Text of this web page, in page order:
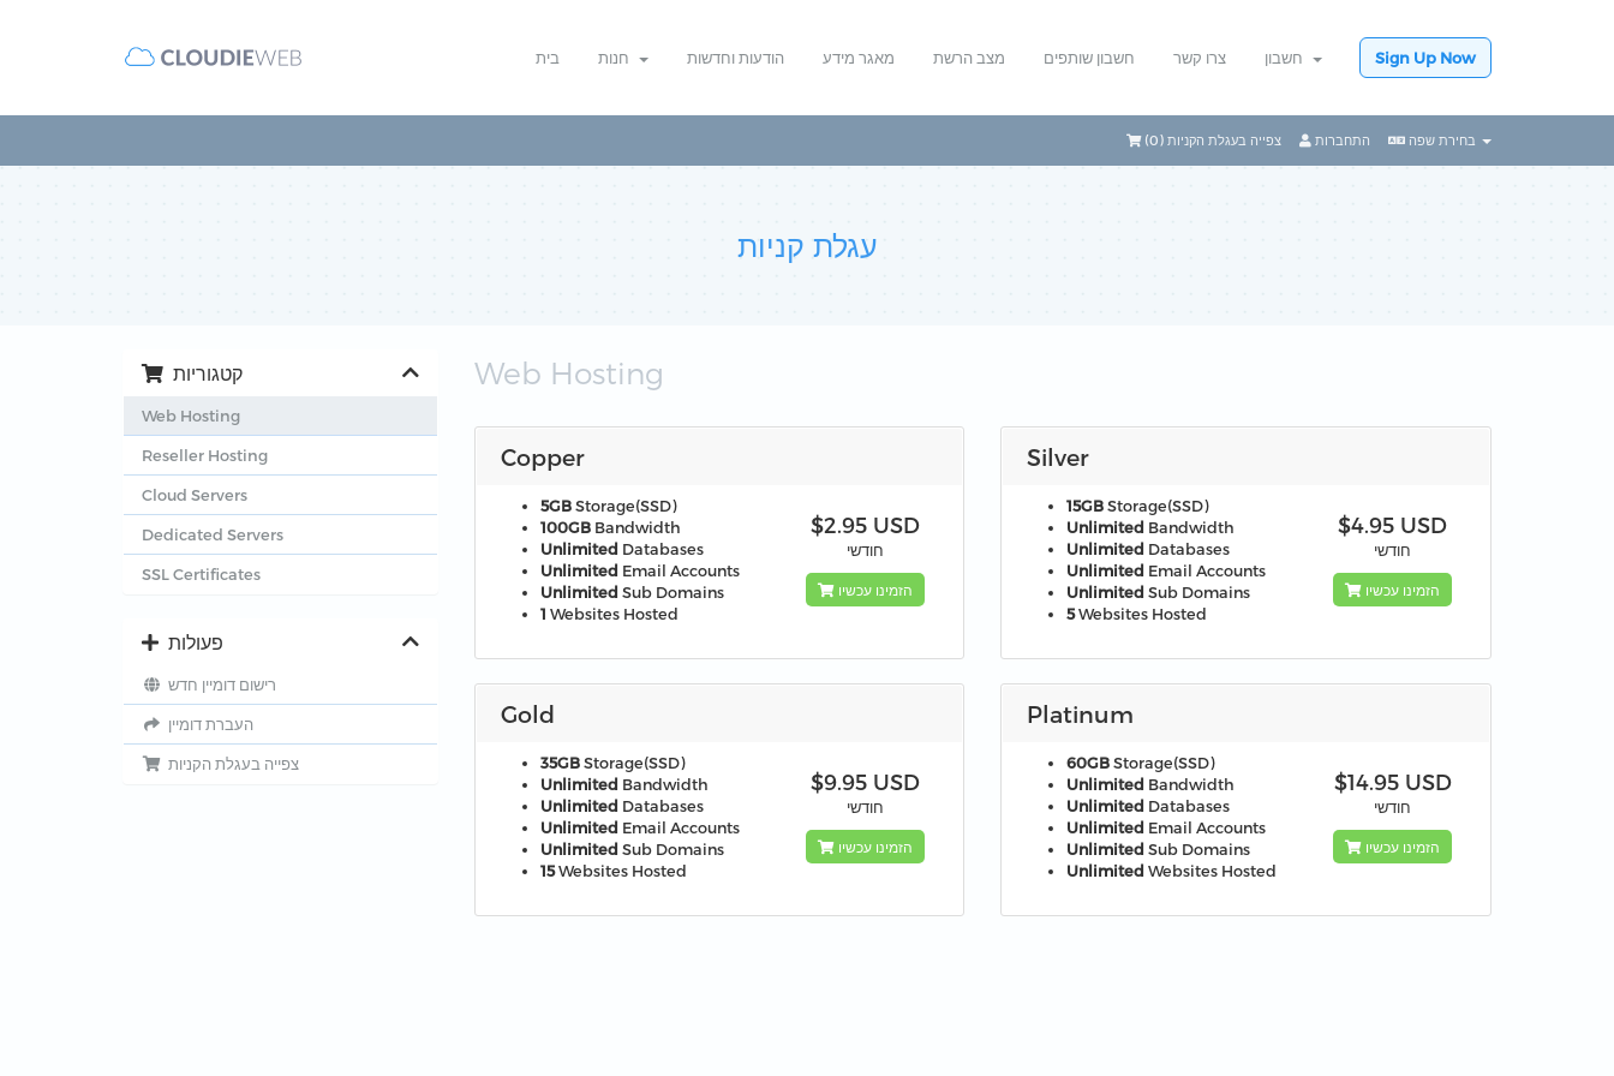
בית הודעות וחדשות מאגר מידע מצב הרשת חשבון שותפים צרו קשר Sign Up Now
התחברות צפייה בעגלת הקניות (0
)
עגלת קניות
Web Hosting קטגוריות
Web Hosting
Reseller Hosting
Cloud Servers
Dedicated Servers
SSL Certificates
פעולות
רישום דומיין חדש
העברת דומיין
צפייה בעגלת הקניות
Copper
5GBStorage(SSD)
100GBBandwidth
Unlimited Databases
Unlimited Email Accounts
Unlimited Sub Domains
1 Websites Hosted
$2.95 USD
חודשי
הזמינו עכשיו
Silver
15GB Storage(SSD)
Unlimited Bandwidth
Unlimited Databases
Unlimited Email Accounts
Unlimited Sub Domains
5Websites Hosted
$4.95 USD
חודשי
הזמינו עכשיו
Gold
35GBStorage(SSD)
Unlimited Bandwidth
Unlimited Databases
Unlimited Email Accounts
Unlimited Sub Domains
15Websites Hosted
$9.95 USD
חודשי
הזמינו עכשיו
Platinum
60GB Storage(SSD)
Unlimited Bandwidth
Unlimited Databases
Unlimited Email Accounts
Unlimited Sub Domains
Unlimited Websites Hosted
$14.95 USD
חודשי
הזמינו עכשיו